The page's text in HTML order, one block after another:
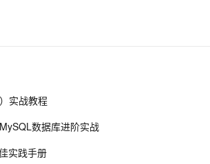
MP3标签乱码问题解决
从 Fedora 39 迈向 Fedora 40
安装与初体验
实战教程
数据库进阶实战
实践手册